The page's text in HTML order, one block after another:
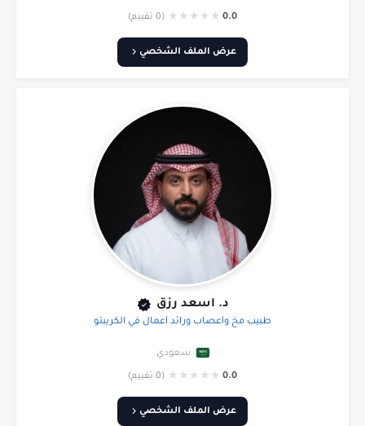
0.0
★
★
★
★
★ (0 تقييم)
عرض الملف الشخصي
د. اسعد رزق
طبيب مخ وأعصاب ورائد أعمال في الكريبتو
سعودي
0.0
★
★
★
★
★ (0 تقييم)
عرض الملف الشخصي